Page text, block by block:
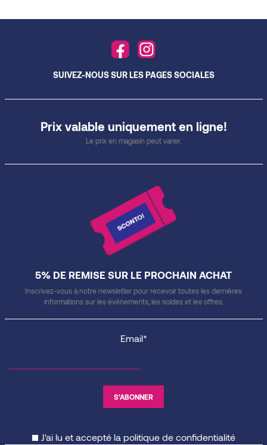
Prix valable uniquement en ligne!
Le prix en magasin peut varier.
SUIVEZ-NOUS SUR LES PAGES SOCIALES
5% DE REMISE SUR LE PROCHAIN ACHAT
Inscrivez-vous à notre newsletter pour recevoir toutes les dernières
informations sur les événements, les soldes et les offres.
Email*
J'ai lu et accepté la politique de confidentialité